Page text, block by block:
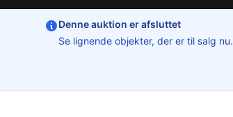
Denne auktion er afsluttet
Se lignende objekter, der er til salg nu.